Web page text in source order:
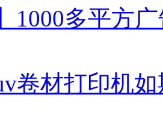
1000多平方
卷材打印机